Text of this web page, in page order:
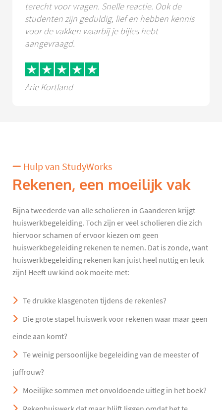
terecht voor vragen. Snelle reactie. Ook de
studenten zijn geduldig, lief en hebben kennis
voor de vakken waarbij je bijles hebt
aangevraagd.
Arie Kortland
Hulp van StudyWorks
Rekenen, een moeilijk vak
Bijna tweederde van alle scholieren in Gaanderen krijgt
huiswerkbegeleiding. Toch zijn er veel scholieren die zich
hiervoor schamen of ervoor kiezen om geen
huiswerkbegeleiding rekenen te nemen. Dat is zonde, want
huiswerkbegeleiding rekenen kan juist heel nuttig en leuk
zijn! Heeft uw kind ook moeite met:
Te drukke klasgenoten tijdens de rekenles?
Die grote stapel huiswerk voor rekenen waar maar geen
einde aan komt?
Te weinig persoonlijke begeleiding van de meester of
juffrouw?
Moeilijke sommen met onvoldoende uitleg in het boek?